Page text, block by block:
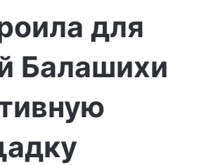
для
Балашихи